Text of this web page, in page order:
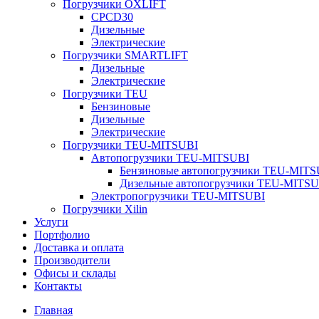
Погрузчики OXLIFT
CPCD30
Дизельные
Электрические
Погрузчики SMARTLIFT
Дизельные
Электрические
Погрузчики TEU
Бензиновые
Дизельные
Электрические
Погрузчики TEU-MITSUBI
Автопогрузчики TEU-MITSUBI
Бензиновые автопогрузчики TEU-
Дизельные автопогрузчики TEU-
Электропогрузчики TEU-MITSUBI
Погрузчики Xilin
Услуги
Портфолио
Доставка и оплата
Производители
Офисы и склады
Контакты
Главная